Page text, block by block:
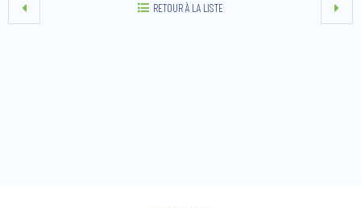
RETOUR À LA LISTE